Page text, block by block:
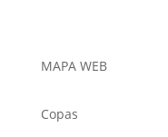
MAPA WEB
Copas